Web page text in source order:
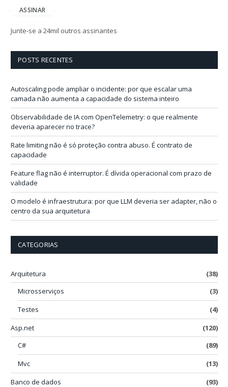
e
ç
i
l
ASSINAR
Junte-se a 24mil outros assinantes
POSTS RECENTES
Autoscaling pode ampliar o incidente: por que escalar uma
camada não aumenta a capacidade do sistema inteiro
Observabilidade de IA com OpenTelemetry: o que realmente
deveria aparecer no trace?
Rate limiting não é só proteção contra abuso. É contrato de
capacidade
Feature flag não é interruptor. É dívida operacional com prazo de
validade
O modelo é infraestrutura: por que LLM deveria ser adapter, não o
centro da sua arquitetura
CATEGORIAS
Arquitetura
(38)
Microsserviços
(3)
Testes
(4)
Asp.net
(120)
C#
(89)
Mvc
(13)
Banco de dados
(93)